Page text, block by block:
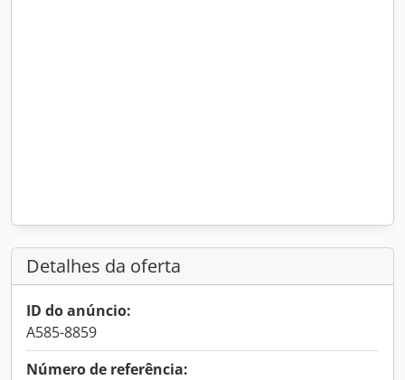
Detalhes da oferta
ID do anúncio:
A585-8859
Número de referência: